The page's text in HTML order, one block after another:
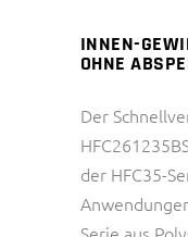
INNEN-
OHNE
Der
der HFC35-